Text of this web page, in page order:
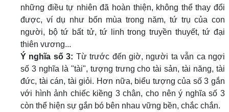
những điều tự nhiên đã hoàn thiện, không thể thay đổi
được, ví dụ như bốn mùa trong năm, tứ trụ của con
người, bộ tứ bất tử, tứ linh trong truyền thuyết, tứ đại
thiên vương...
Ý nghĩa số 3: Từ trước đến giờ, người ta vẫn ca ngợi
số 3 nghĩa là "tài", tượng trưng cho tài sản, tài năng, tài
đức, tài cán, tài giỏi. Hơn nữa, biểu tượng của số 3 gắn
với hình ảnh chiếc kiềng 3 chân, cho nên ý nghĩa số 3
còn thể hiện sự gắn bó bên nhau vững bền, chắc chắn.